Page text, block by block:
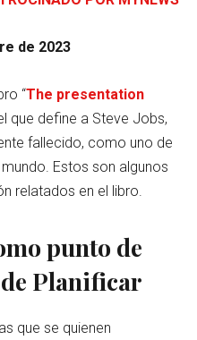
de 2023
“The presentation
que define a Steve Jobs,
fallecido, como uno de
Estos son algunos
relatados en el libro.
punto de
Planificar
que se quienen